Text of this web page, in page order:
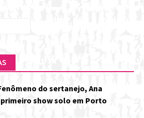
do sertanejo, Ana
show solo em Porto